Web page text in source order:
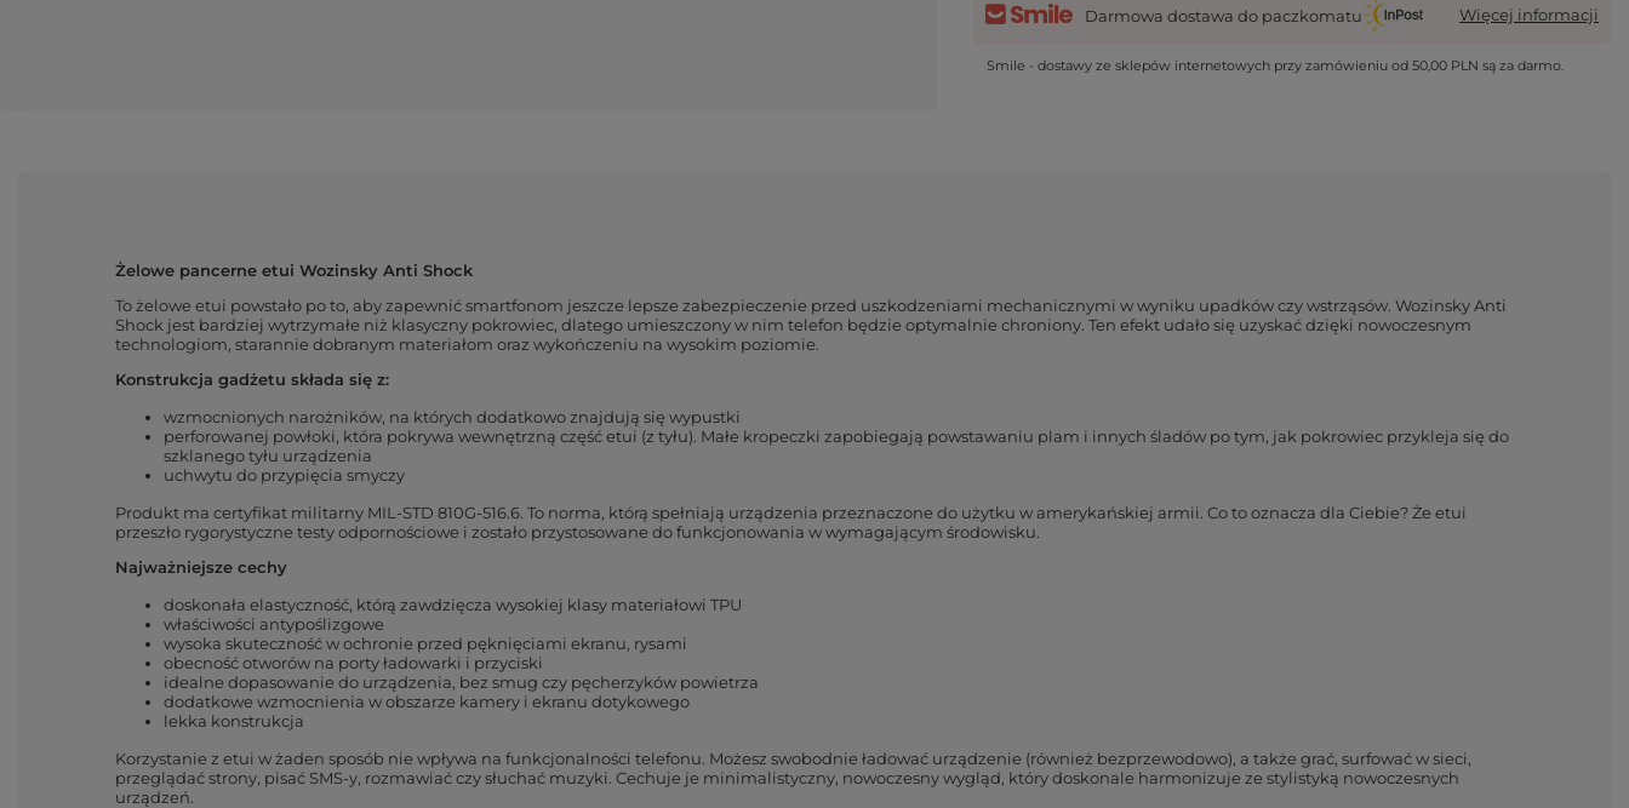
Darmowa dostawa do paczkomatu Więcej informacji
Smile - dostawy ze sklepów internetowych przy zamówieniu od50,00 PLN są za darmo.
Żelowe pancerne etui Wozinsky Anti Shock
To żelowe etui powstało po to, aby zapewnić smartfonom jeszcze lepsze zabezpieczenie przed uszkodzeniami mechanicznymi w wyniku upadków czy wstrząsów. Wozinsky Anti
Shock jest bardziej wytrzymałe niż klasyczny pokrowiec, dlatego umieszczony w nim telefon będzie optymalnie chroniony. Ten efekt udało się uzyskać dzięki nowoczesnym
technologiom, starannie dobranym materiałom oraz wykończeniu na wysokim poziomie.
Konstrukcja gadżetu składa się z:
wzmocnionych narożników, na których dodatkowo znajdują się wypustki
perforowanej powłoki, która pokrywa wewnętrzną część etui (z tyłu). Małe kropeczki zapobiegają powstawaniu plam i innych śladów po tym, jak pokrowiec przykleja się do
szklanego tyłu urządzenia
uchwytu do przypięcia smyczy
Produkt ma certyfikat militarny MIL-STD 810G-516.6. To norma, którą spełniają urządzenia przeznaczone do użytku w amerykańskiej armii. Co to oznacza dla Ciebie? Że etui
przeszło rygorystyczne testy odpornościowe i zostało przystosowane do funkcjonowania w wymagającym środowisku.
Najważniejsze cechy
doskonała elastyczność, którą zawdzięcza wysokiej klasy materiałowi TPU
właściwości antypoślizgowe
wysoka skuteczność w ochronie przed pęknięciami ekranu, rysami
obecność otworów na porty ładowarki i przyciski
idealne dopasowanie do urządzenia, bez smug czy pęcherzyków powietrza
dodatkowe wzmocnienia w obszarze kamery i ekranu dotykowego
lekka konstrukcja
Korzystanie z etui w żaden sposób nie wpływa na funkcjonalności telefonu. Możesz swobodnie ładować urządzenie (również bezprzewodowo), a także grać, surfować w sieci,
przeglądać strony, pisać SMS-y, rozmawiać czy słuchać muzyki. Cechuje je minimalistyczny, nowoczesny wygląd, który doskonale harmonizuje ze stylistyką nowoczesnych
urządzeń.